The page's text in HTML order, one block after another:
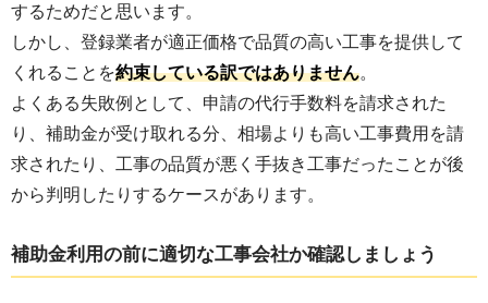
するためだと思います。
しかし、登録業者が適正価格で品質の高い工事を提供して
くれることを約束している訳ではありません。
よくある失敗例として、申請の代行手数料を請求された
り、補助金が受け取れる分、相場よりも高い工事費用を請
求されたり、工事の品質が悪く手抜き工事だったことが後
から判明したりするケースがあります。
補助金利用の前に適切な工事会社か確認しましょう